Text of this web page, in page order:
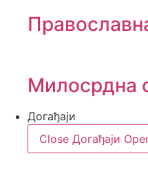
Милосрдна
Догађаји
Close Догађаји